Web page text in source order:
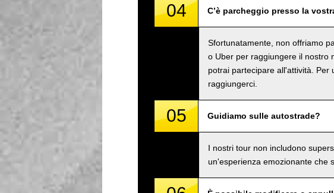
04 C’è parcheggio presso la
Sfortunatamente, non offriamo
o Uber per raggiungere il nostro
potrai partecipare all'attività. Per
raggiungerci.
05 Guidiamo sulle autostrade?
I nostri tour non includono
un'esperienza emozionante che